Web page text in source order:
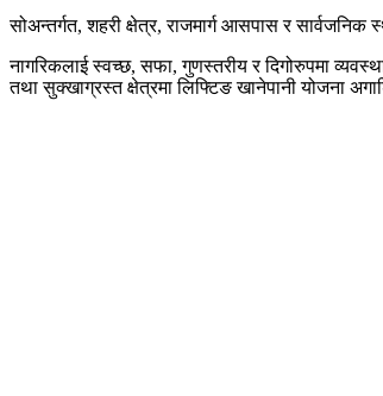
सोअन्तर्गत, शहरी क्षेत्र, राजमार्ग आसपास र
नागरिकलाई स्वच्छ, सफा, गुणस्तरीय र दिगोरुपमा
तथा सुक्खाग्रस्त क्षेत्रमा लिफ्टिङ खानेपानी योजना